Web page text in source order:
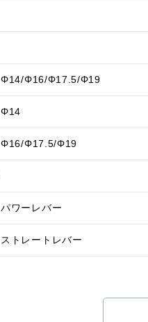
Φ14/Φ16/Φ17.5/Φ19
Φ14
Φ16/Φ17.5/Φ19
パワーレバー
ストレートレバー